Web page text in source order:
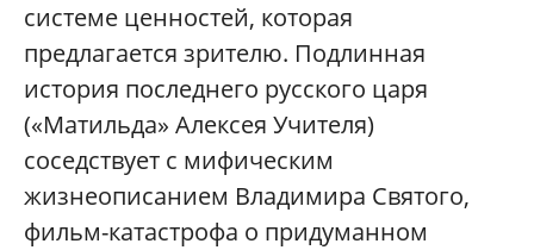
системе ценностей, которая
предлагается зрителю. Подлинная
история последнего русского царя
(«Матильда» Алексея Учителя)
соседствует с мифическим
жизнеописанием Владимира Святого,
фильм-катастрофа о придуманном